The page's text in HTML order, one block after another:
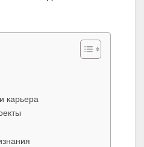
карьера